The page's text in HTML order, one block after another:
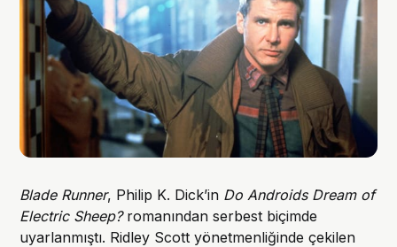
Blade Runner, Philip K. Dick’in Do Androids Dream of
Electric Sheep?romanından serbest biçimde
uyarlanmıştı. Ridley Scott yönetmenliğinde çekilen